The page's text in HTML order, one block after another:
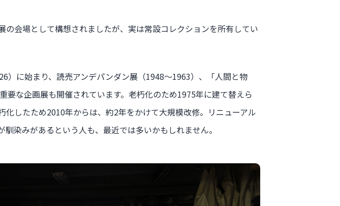
の会場として構想されましたが、実は常設コレクションを所有してい
）に始まり、読売アンデパンダン展（1948〜1963）、「人間と物
要な企画展も開催されています。老朽化のため1975年に建て替えら
化したため2010年からは、約2年をかけて大規模改修。リニューアル
染みがあるという人も、最近では多いかもしれません。